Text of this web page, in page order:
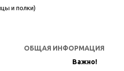
и полки)
ОБЩАЯ ИНФОРМАЦИЯ
Важно!